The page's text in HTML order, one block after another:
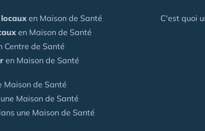
en Maison de Santé
en Maison de Santé
Centre de Santé
en Maison de Santé
Maison de Santé
Maison de Santé
une Maison de Santé
C'est quoi